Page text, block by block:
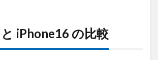
iPhone16 の比較